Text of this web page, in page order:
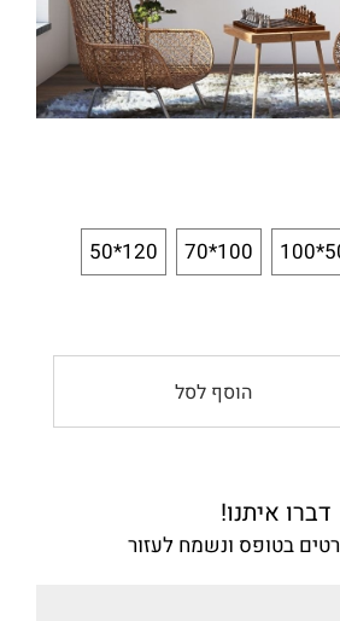
100*70
120*50
הוסף לסל
דברו איתנו!
בטופס ונשמח לעזור